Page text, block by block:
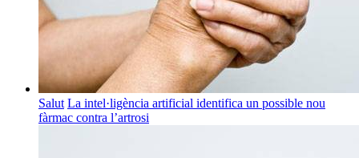
Salut La intel·ligència artificial identifica un possible nou
fàrmac contra l’artrosi